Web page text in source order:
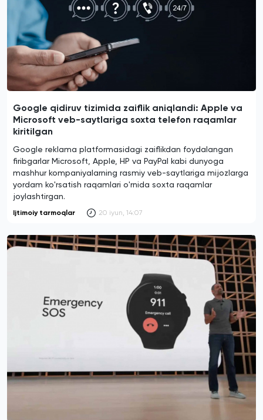
Google qidiruv tizimida zaiflik aniqlandi: Apple va
Microsoft veb-saytlariga soxta telefon raqamlar
kiritilgan
Google reklama platformasidagi zaiflikdan foydalangan
firibgarlar Microsoft, Apple, HP va PayPal kabi dunyoga
mashhur kompaniyalarning rasmiy veb-saytlariga mijozlarga
yordam ko'rsatish raqamlari o'rnida soxta raqamlar
joylashtirgan.
Ijtimoiy tarmoqlar 20 iyun, 14:07